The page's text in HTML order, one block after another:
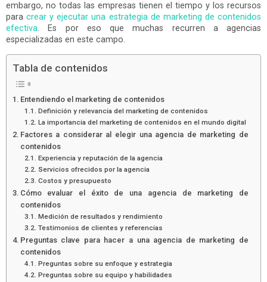
embargo, no todas las empresas tienen el tiempo y los recursos
paracrear y ejecutar una estrategia de marketing de contenidos
efectiva . Es por eso que muchas recurren a agencias
especializadas en este campo.
Tabla de contenidos
Entendiendo el marketing de contenidos
Definición y relevancia del marketing de contenidos
La importancia del marketing de contenidos en el mundo digital
Factores a considerar al elegir una agencia de marketing de
contenidos
Experiencia y reputación de la agencia
Servicios ofrecidos por la agencia
Costos y presupuesto
Cómo evaluar el éxito de una agencia de marketing de
contenidos
Medición de resultados y rendimiento
Testimonios de clientes y referencias
Preguntas clave para hacer a una agencia de marketing de
contenidos
Preguntas sobre su enfoque y estrategia
Preguntas sobre su equipo y habilidades